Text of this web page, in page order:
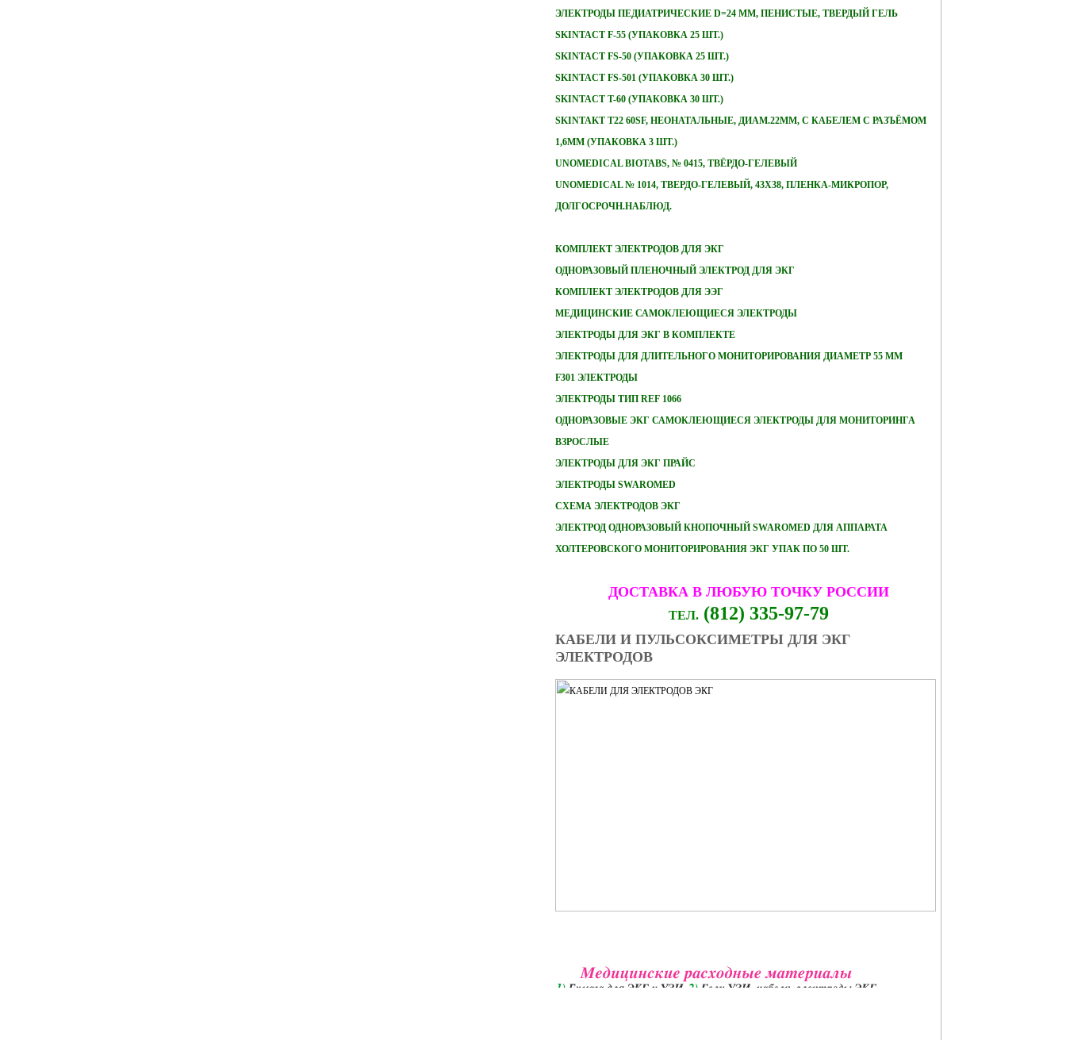
ЭЛЕКТРОДЫ ПЕДИАТРИЧЕСКИЕ D=24 ММ, ПЕНИСТЫЕ, ТВЕРДЫЙ ГЕЛЬ
SKINTACT F-55 (УПАКОВКА 25 ШТ.)
SKINTACT FS-50 (УПАКОВКА 25 ШТ.)
SKINTACT FS-501 (УПАКОВКА 30 ШТ.)
SKINTACT T-60 (УПАКОВКА 30 ШТ.)
SKINTAKT T22 60SF, НЕОНАТАЛЬНЫЕ, ДИАМ.22ММ, С КАБЕЛЕМ С РАЗЪЁМОМ
1,6ММ (УПАКОВКА 3 ШТ.)
UNOMEDICAL BIOTABS, № 0415, ТВЁРДО-ГЕЛЕВЫЙ
UNOMEDICAL № 1014, ТВЕРДО-ГЕЛЕВЫЙ, 43Х38, ПЛЕНКА-МИКРОПОР,
ДОЛГОСРОЧН.НАБЛЮД.
КОМПЛЕКТ ЭЛЕКТРОДОВ ДЛЯ ЭКГ
ОДНОРАЗОВЫЙ ПЛЕНОЧНЫЙ ЭЛЕКТРОД ДЛЯ ЭКГ
КОМПЛЕКТ ЭЛЕКТРОДОВ ДЛЯ ЭЭГ
МЕДИЦИНСКИЕ САМОКЛЕЮЩИЕСЯ ЭЛЕКТРОДЫ
ЭЛЕКТРОДЫ ДЛЯ ЭКГ В КОМПЛЕКТЕ
ЭЛЕКТРОДЫ ДЛЯ ДЛИТЕЛЬНОГО МОНИТОРИРОВАНИЯ ДИАМЕТР 55 ММ
F301 ЭЛЕКТРОДЫ
ЭЛЕКТРОДЫ ТИП REF 1066
ОДНОРАЗОВЫЕ ЭКГ САМОКЛЕЮЩИЕСЯ ЭЛЕКТРОДЫ ДЛЯ МОНИТОРИНГА
ВЗРОСЛЫЕ
ЭЛЕКТРОДЫ ДЛЯ ЭКГ ПРАЙС
ЭЛЕКТРОДЫ SWAROMED
СХЕМА ЭЛЕКТРОДОВ ЭКГ
ЭЛЕКТРОД ОДНОРАЗОВЫЙ КНОПОЧНЫЙ SWAROMED ДЛЯ АППАРАТА
ХОЛТЕРОВСКОГО МОНИТОРИРОВАНИЯ ЭКГ УПАК ПО 50 ШТ.
ДОСТАВКА В ЛЮБУЮ ТОЧКУ РОССИИ
ТЕЛ. (812) 335-97-79
КАБЕЛИ И ПУЛЬСОКСИМЕТРЫ ДЛЯ ЭКГ
ЭЛЕКТРОДОВ